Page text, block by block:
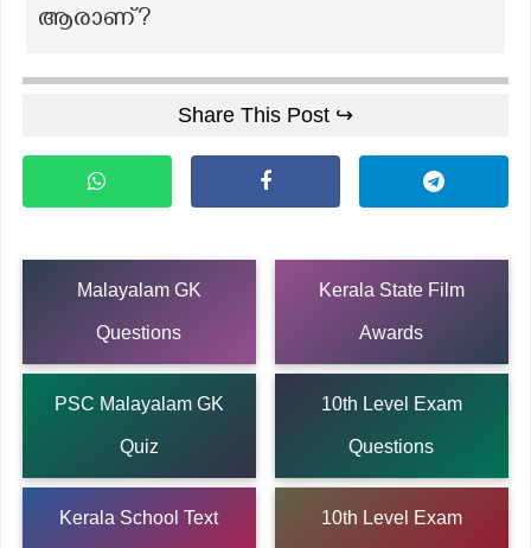
ആരാണ്?
Share This Post ↪
Malayalam GK
Questions
Kerala State Film
Awards
PSC Malayalam GK
Quiz
10th Level Exam
Questions
Kerala School Text 10th Level Exam